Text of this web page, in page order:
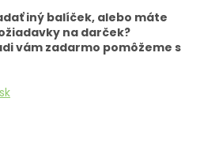
iný balíček, alebo máte
na darček?
vám zadarmo pomôžeme s